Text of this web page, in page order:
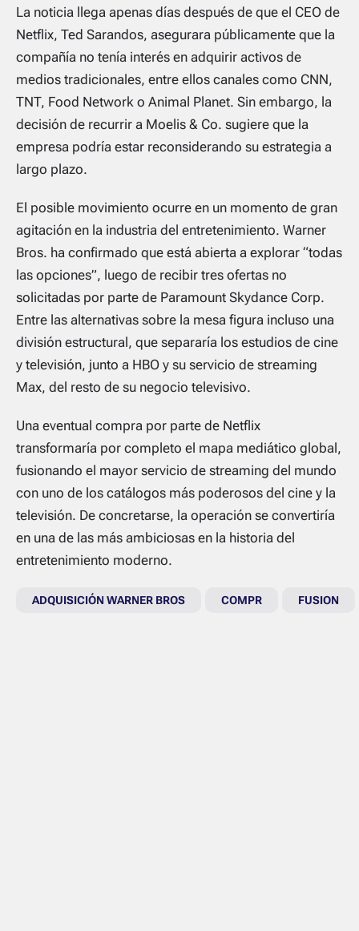
La noticia llega apenas días después de que el CEO de
Netflix, Ted Sarandos, asegurara públicamente que la
compañía no tenía interés en adquirir activos de
medios tradicionales, entre ellos canales como CNN,
TNT, Food Network o Animal Planet. Sin embargo, la
decisión de recurrir a Moelis & Co. sugiere que la
empresa podría estar reconsiderando su estrategia a
largo plazo.
El posible movimiento ocurre en un momento de gran
agitación en la industria del entretenimiento. Warner
Bros. ha confirmado que está abierta a explorar “todas
las opciones”, luego de recibir tres ofertas no
solicitadas por parte de Paramount Skydance Corp.
Entre las alternativas sobre la mesa figura incluso una
división estructural, que separaría los estudios de cine
y televisión, junto a HBO y su servicio de streaming
Max, del resto de su negocio televisivo.
Una eventual compra por parte de Netflix
transformaría por completo el mapa mediático global,
fusionando el mayor servicio de streaming del mundo
con uno de los catálogos más poderosos del cine y la
televisión. De concretarse, la operación se convertiría
en una de las más ambiciosas en la historia del
entretenimiento moderno.
ADQUISICIÓN WARNER BROS COMPR FUSION